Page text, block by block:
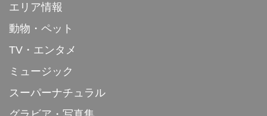
エリア情報
動物・ペット
TV・エンタメ
ミュージック
スーパーナチュラル